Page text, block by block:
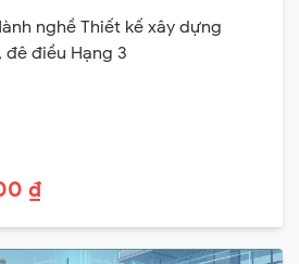
nghề Thiết kế xây dựng
điều Hạng 3
₫